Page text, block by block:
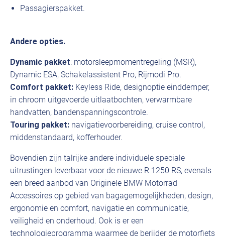
Passagierspakket.
Andere opties.
Dynamic pakket: motorsleepmomentregeling (MSR),
Dynamic ESA, Schakelassistent Pro, Rijmodi Pro.
Comfort pakket: Keyless Ride, designoptie einddemper,
in chroom uitgevoerde uitlaatbochten, verwarmbare
handvatten, bandenspanningscontrole.
Touring pakket: navigatievoorbereiding, cruise control,
middenstandaard, kofferhouder.
Bovendien zijn talrijke andere individuele speciale
uitrustingen leverbaar voor de nieuwe R 1250 RS, evenals
een breed aanbod van Originele BMW Motorrad
Accessoires op gebied van bagagemogelijkheden, design,
ergonomie en comfort, navigatie en communicatie,
veiligheid en onderhoud. Ook is er een
technologieprogramma waarmee de berijder de motorfiets